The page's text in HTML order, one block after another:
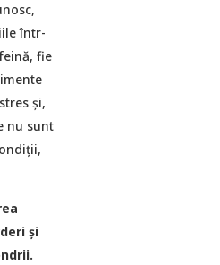
într-
fie
şi,
nu sunt
și